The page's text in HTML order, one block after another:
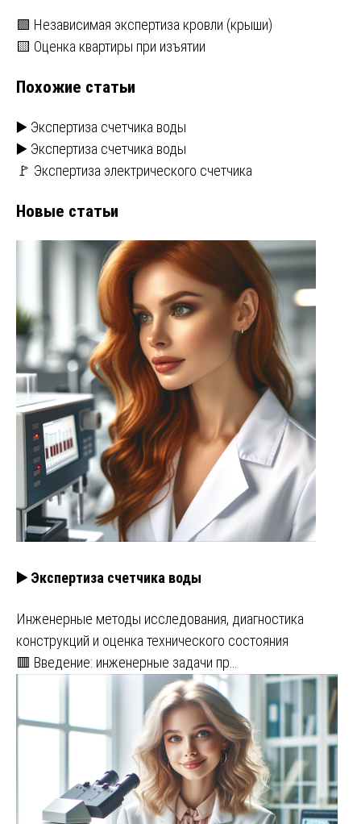
Навигация
записям
🟩 Независимая экспертиза кровли (крыши)
🟨 Оценка квартиры при изъятии
Похожие статьи
▶️ Экспертиза счетчика воды
▶️ Экспертиза счетчика воды
🚩 Экспертиза электрического счетчика
Новые статьи
▶️ Экспертиза счетчика воды
Инженерные методы исследования, диагностика
конструкций и оценка технического состояния
🟥 Введение: инженерные задачи пр…